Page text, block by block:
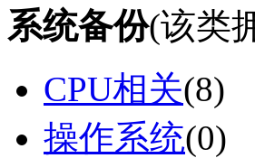
系统备份(该类
CPU相关(8)
操作系统(0)